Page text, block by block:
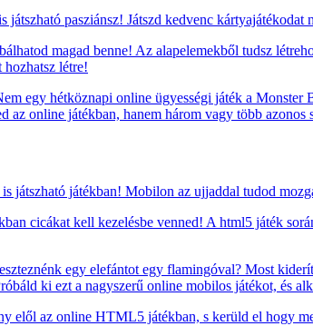
pasziánsz! Játszd kedvenc kártyajátékodat
magad benne! Az alapelemekből tudsz
létre!
egy hétköznapi online ügyességi játék a Monster
online játékban, hanem három vagy több
játszható játékban! Mobilon az ujjaddal tudod
cicákat kell kezelésbe venned! A html5 játék
egy elefántot egy flamingóval? Most
ki ezt a nagyszerű online mobilos játékot, és
elől az online HTML5 játékban, s kerüld el hogy